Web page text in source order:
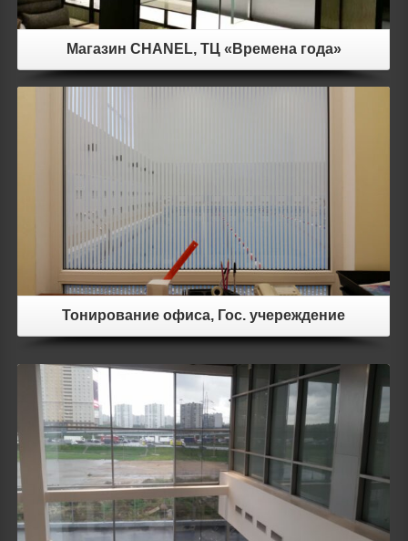
Магазин CHANEL, ТЦ «Времена года»
Тонирование офиса, Гос. учереждение
Посмотреть фото